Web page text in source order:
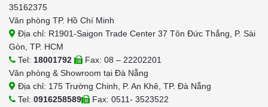
35162375
Văn phòng TP. Hồ Chí Minh
Địa chỉ: R1901-Saigon Trade Center 37 Tôn Đức Thắng, P. Sài
Gòn, TP. HCM
Tel: 18001792
Fax: 08 – 22202201
Văn phòng & Showroom tại Đà Nẵng
Địa chỉ: 175 Trường Chinh, P. An Khê, TP. Đà Nẵng
Tel: 0916258589 Fax: 0511- 3523522